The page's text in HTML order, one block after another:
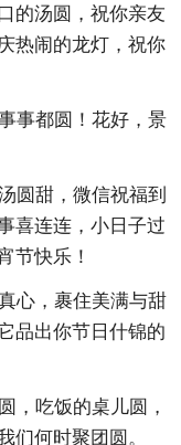
的汤圆，祝你亲友
热闹的龙灯，祝你
事都圆！花好，景
圆甜，微信祝福到
喜连连，小日子过
节快乐！
心，裹住美满与甜
品出你节日什锦的
，吃饭的桌儿圆，
们何时聚团圆。